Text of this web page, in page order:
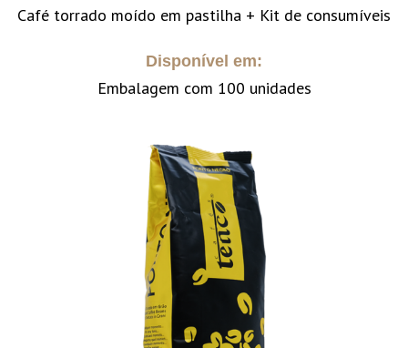
Café torrado moído em pastilha + Kit de consumíveis
Disponível em:
Embalagem com 100 unidades